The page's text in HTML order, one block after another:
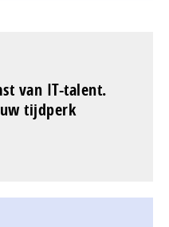
van IT-talent.
tijdperk